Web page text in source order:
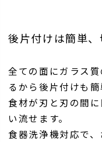
後片付けは簡単
全ての面にガラス
るから後片付けも簡
食材が刃と刃の間
い流せます。
食器洗浄機対応で